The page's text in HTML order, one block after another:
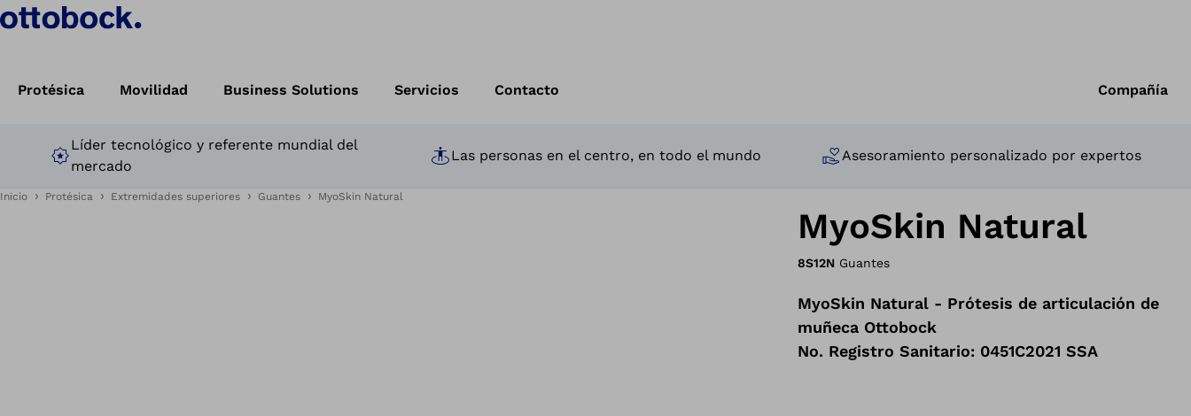
Protésica Movilidad Business Solutions Servicios Contacto Compañía
Líder tecnológico y referente mundial del
mercado
Las personas en el centro, en todo el mundo Asesoramiento personalizado por expertos
Inicio Protésica Extremidades superiores Guantes MyoSkin Natural
MyoSkin Natural
8S12N Guantes
MyoSkin Natural - Prótesis de articulación de
muñeca Ottobock
No. Registro Sanitario: 0451C2021 SSA